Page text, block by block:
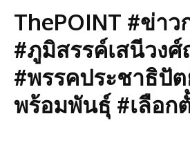
ThePOINT #ข่าว
#ภูมิสรรค์เสนีวง
#พรรคประชาธิปั
พร้อมพันธุ์ #เลือก